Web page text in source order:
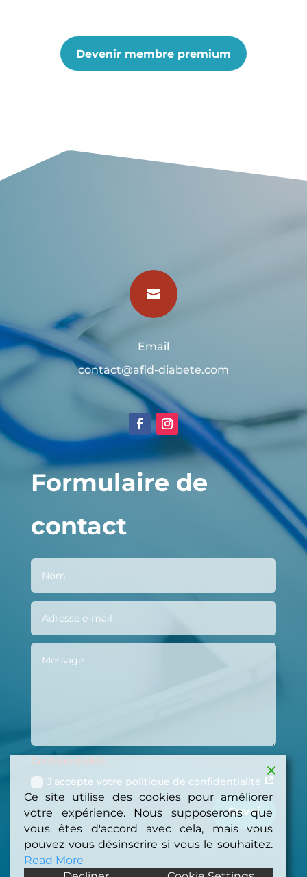
Devenir membre premium

Email
contact@afid-diabete.com
Formulaire de
contact
Confidentialité
J'accepte votre politique de confidentialité
Envoi
Ce site utilise des cookies pour améliorer
votre expérience. Nous supposerons que
vous êtes d'accord avec cela, mais vous
pouvez vous désinscrire si vous le souhaitez.
Read More